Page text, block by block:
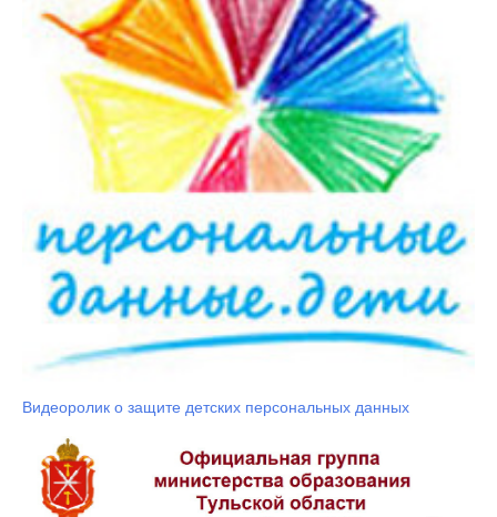
Видеоролик о защите детских персональных данных